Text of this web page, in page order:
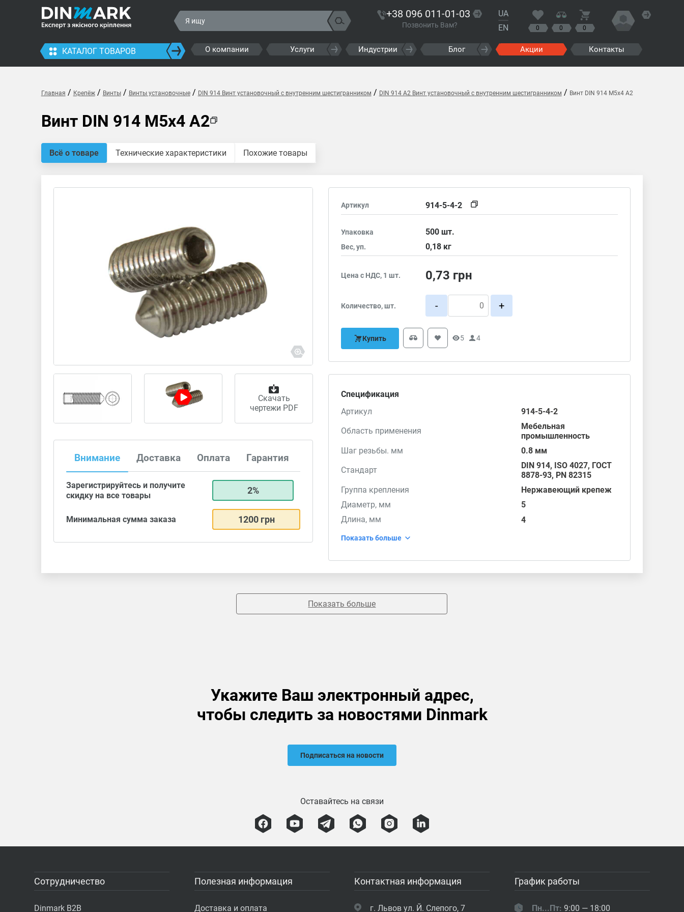
+38 096 011-01-03
Позвонить Вам?
UA
EN
0 0 0
КАТАЛОГ ТОВАРОВ О компании Услуги Индустрии Блог Акции Контакты
Главная / Крепёж/ Винты/ Винты установочные/ DIN 914 Винт установочный с внутренним шестигранником / DIN 914 A2 Винт установочный с внутренним шестигранником / Винт DIN 914 M5x4 A2
Винт DIN 914 M5x4 A2
Всё о товаре Технические характеристики Похожие товары
Скачать
чертежи PDF
Внимание Доставка Оплата Гарантия
Зарегистрируйтесь и получите
скидку на все товары
2%
Минимальная сумма заказа 1200 грн
Артикул 914-5-4-2
Упаковка 500шт.
Вес, уп. 0,18 кг
Цена с НДС, 1 шт. 0,73 грн
Количество, шт. - +
Купить 5 4
Спецификация
Артикул
914-5-4-2
Область применения
Мебельная
промышленность
Шаг резьбы. мм
0.8 мм
Стандарт
DIN 914, ISO 4027, ГОСТ
8878-93, PN 82315
Группа крепления
Нержавеющий крепеж
Диаметр, мм
5
Длина, мм
4
Показать больше
Показать больше
Укажите Ваш электронный адрес,
чтобы следить за новостями Dinmark
Подписаться на новости
Оставайтесь на связи
Сотрудничество
Dinmark B2B
Полезная информация
Доставка и оплата
Контактная информация
г. Львов ул. Й. Слепого, 7
График работы
Пн...Пт: 9:00 — 18:00